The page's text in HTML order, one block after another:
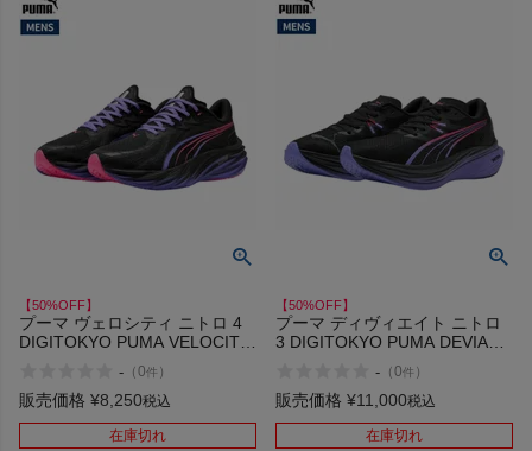
メンズカジュアルウェア
レディースカジュアルウェア
スポーツシューズ
もっと見る
【50%OFF】
プーマ ヴェロシティ ニトロ 4
DIGITOKYO PUMA VELOCITY
- （0件 ）
販売価格 ¥8,250税込
在庫切れ
【50%OFF】
プーマ ディヴィエイト ニトロ
3 DIGITOKYO PUMA DEVIATE
- （0件 ）
販売価格 ¥11,000税込
在庫切れ